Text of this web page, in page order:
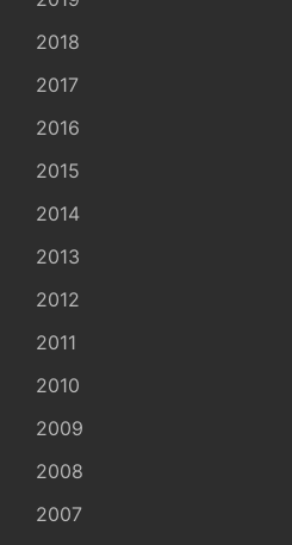
2018
2017
2016
2015
2014
2013
2012
2011
2010
2009
2008
2007